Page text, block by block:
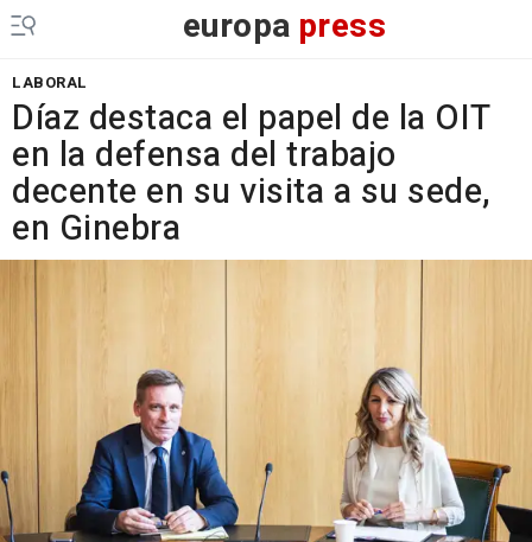
europa press
LABORAL
Díaz destaca el papel de la OIT
en la defensa del trabajo
decente en su visita a su sede,
en Ginebra